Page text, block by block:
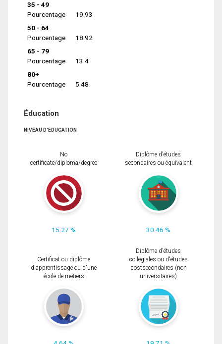
35 - 49
Pourcentage
19.93
50 - 64
Pourcentage
18.92
65 - 79
Pourcentage
13.4
80+
Pourcentage
5.48
Éducation
NIVEAU D'ÉDUCATION
No
certificate/diploma/degree
15.27 %
Diplôme d'études
secondaires ou équivalent
30.46 %
Certificat ou diplôme
d'apprentissage ou d'une
école de métiers
Diplôme d'études
collégiales ou d'études
postsecondaires (non
universitaires)